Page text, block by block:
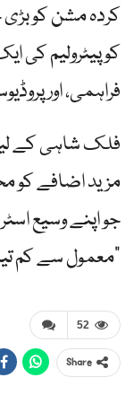
کردہ مشن کو
کو پیٹرولیم کی
فراہمی، اور
فلک شاہی کے
مزید اضافے کو
جو اپنے وسیع
"معمول سے کم
52
Share